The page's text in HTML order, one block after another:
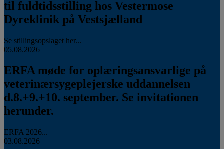
til fuldtidsstilling hos Vestermose
Dyreklinik på Vestsjælland
Se stillingsopslaget her...
05.08.2026
ERFA møde for oplæringsansvarlige på
veterinærsygeplejerske uddannelsen
d.8.+9.+10. september. Se invitationen
herunder.
ERFA 2026...
03.08.2026